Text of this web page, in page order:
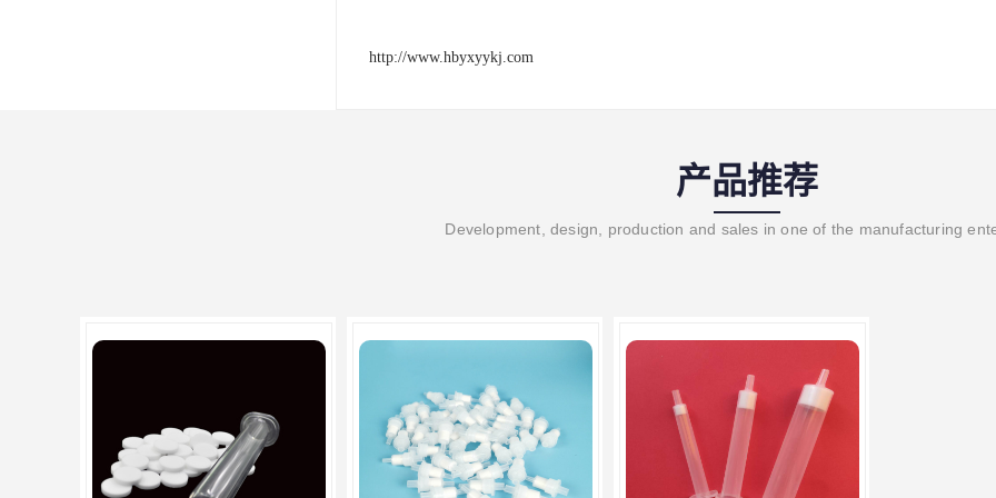
http://www.hbyxyykj.com
产品推荐
Development, design, production and sales in one of the manufacturing